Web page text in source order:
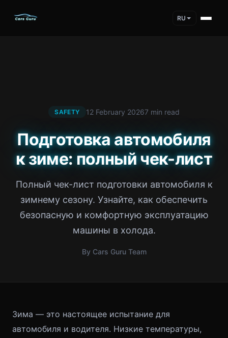
RU
SAFETY 12 February 20267 min read
Подготовка автомобиля
к зиме: полный чек-лист
Полный чек-лист подготовки автомобиля к
зимнему сезону. Узнайте, как обеспечить
безопасную и комфортную эксплуатацию
машины в холода.
By Cars Guru Team
Зима — это настоящее испытание для
автомобиля и водителя. Низкие температуры,